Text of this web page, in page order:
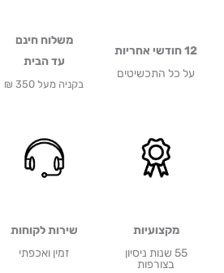
12 חודשי אחריות
על כל התכשיטים
משלוח חינם
עד הבית
בקניה מעל 350 ₪
מקצועיות
55 שנות ניסיון
בצורפות
שירות לקוחות
זמין ואכפתי